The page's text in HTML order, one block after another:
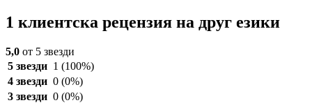
1 клиентска рецензия на друг езики
5,0 от 5 звезди
5 звезди 1 (100%)
4 звезди 0 (0%)
3 звезди 0 (0%)